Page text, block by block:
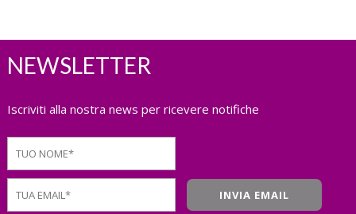
NEWSLETTER
Iscriviti alla nostra news per ricevere notifiche